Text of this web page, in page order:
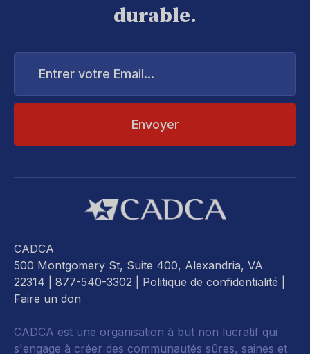
durable.
Entrer
Email...
CADCA
500 Montgomery St, Suite 400, Alexandria, VA
22314 | 877-540-3302 | Politique de confidentialité
Faire un don
CADCA est une organisation à but non lucratif qui
s'engage à créer des communautés sûres, saines et